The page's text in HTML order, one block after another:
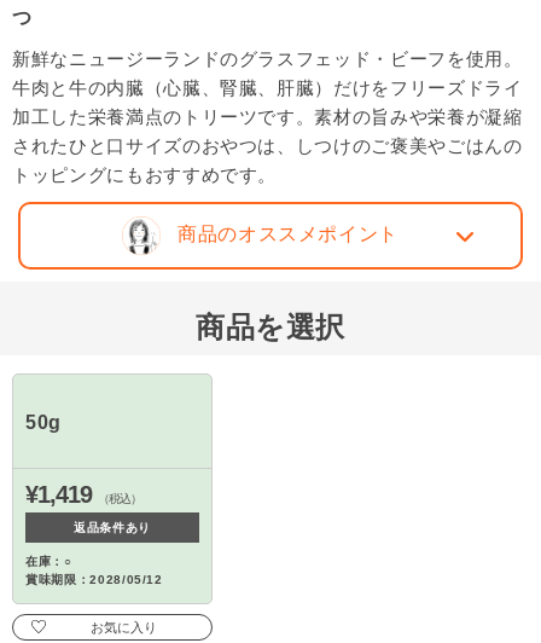
つ
新鮮なニュージーランドのグラスフェッド・ビーフを使用。
牛肉と牛の内臓（心臓、腎臓、肝臓）だけをフリーズドライ
加工した栄養満点のトリーツです。素材の旨みや栄養が凝縮
されたひと口サイズのおやつは、しつけのご褒美やごはんの
トッピングにもおすすめです。
商品のオススメポイント
商品を選択
50g
¥1,419 （税込）
返品条件あり
在庫：○
賞味期限：2028/05/12
お気に入り